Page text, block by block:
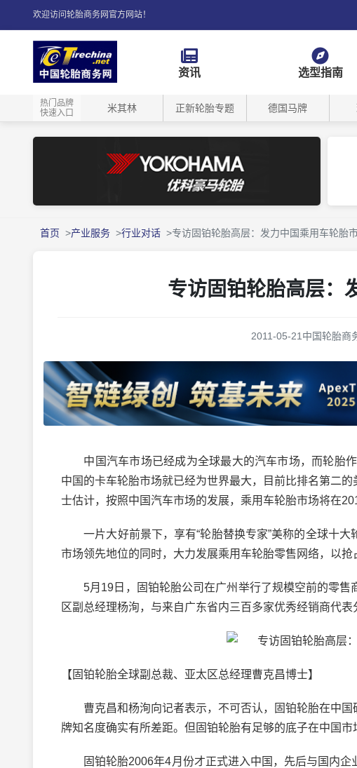
欢迎访问轮胎商务网官方网站！
资讯 选型指南
热门品牌
快速入口
米其林 正新轮胎专题 德国马牌
首页 产业服务 行业对话 专访固铂轮胎高层：发力中国乘用车轮胎
专访固铂轮胎高层：
2011-05-21 中国轮胎商
中国汽车市场已经成为全球最大的汽车市场，而轮胎作
中国的卡车轮胎市场就已经为世界最大，目前比排名第二
士估计，按照中国汽车市场的发展，乘用车轮胎市场将在
一片大好前景下，享有“轮胎替换专家”美称的全球十大
市场领先地位的同时，大力发展乘用车轮胎零售网络，以抢
5月19日，固铂轮胎公司在广州举行了规模空前的零售
区副总经理杨洵，与来自广东省内三百多家优秀经销商
【固铂轮胎全球副总裁、亚太区总经理曹克昌博士】
曹克昌和杨洵向记者表示，不可否认，固铂轮胎在中国
牌知名度确实有所差距。但固铂轮胎有足够的底子在中国
固铂轮胎2006年4月份才正式进入中国，先后与国内企